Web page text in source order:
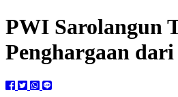
PWI Sarolangun
Penghargaan